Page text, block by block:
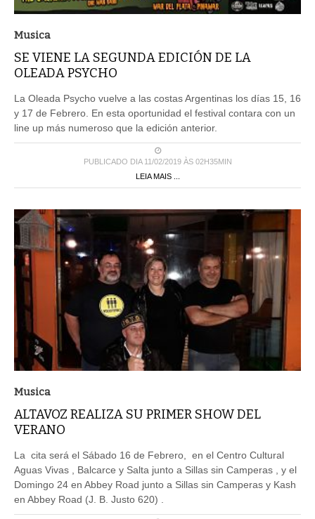
Musica
SE VIENE LA SEGUNDA EDICIÓN DE LA
OLEADA PSYCHO
La Oleada Psycho vuelve a las costas Argentinas los días 15, 16
y 17 de Febrero. En esta oportunidad el festival contara con un
line up más numeroso que la edición anterior.
PUBLICADO DIA 11/02/2019 ÀS 02H35MIN
LEIA MAIS ...
Musica
ALTAVOZ REALIZA SU PRIMER SHOW DEL
VERANO
La cita será el Sábado 16 de Febrero, en el Centro Cultural
Aguas Vivas , Balcarce y Salta junto a Sillas sin Camperas , y el
Domingo 24 en Abbey Road junto a Sillas sin Camperas y Kash
en Abbey Road (J. B. Justo 620) .